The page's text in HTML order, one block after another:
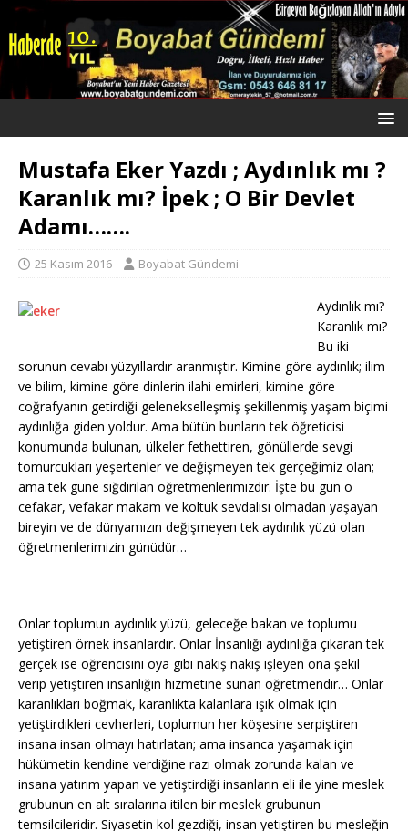
Mustafa Eker Yazdı ; Aydınlık mı ?
Karanlık mı? İpek ; O Bir Devlet
Adamı…….
25 Kasım 2016 Boyabat Gündemi
Aydınlık mı?
Karanlık mı?
Bu iki
sorunun cevabı yüzyıllardır aranmıştır. Kimine göre aydınlık; ilim
ve bilim, kimine göre dinlerin ilahi emirleri, kimine göre
coğrafyanın getirdiği gelenekselleşmiş şekillenmiş yaşam biçimi
aydınlığa giden yoldur. Ama bütün bunların tek öğreticisi
konumunda bulunan, ülkeler fethettiren, gönüllerde sevgi
tomurcukları yeşertenler ve değişmeyen tek gerçeğimiz olan;
ama tek güne sığdırılan öğretmenlerimizdir. İşte bu gün o
cefakar, vefakar makam ve koltuk sevdalısı olmadan yaşayan
bireyin ve de dünyamızın değişmeyen tek aydınlık yüzü olan
öğretmenlerimizin günüdür…
Onlar toplumun aydınlık yüzü, geleceğe bakan ve toplumu
yetiştiren örnek insanlardır. Onlar İnsanlığı aydınlığa çıkaran tek
gerçek ise öğrencisini oya gibi nakış nakış işleyen ona şekil
verip yetiştiren insanlığın hizmetine sunan öğretmendir… Onlar
karanlıkları boğmak, karanlıkta kalanlara ışık olmak için
yetiştirdikleri cevherleri, toplumun her köşesine serpiştiren
insana insan olmayı hatırlatan; ama insanca yaşamak için
hükümetin kendine verdiğine razı olmak zorunda kalan ve
insana yatırım yapan ve yetiştirdiği insanların eli ile yine meslek
grubunun en alt sıralarına itilen bir meslek grubunun
temsilcileridir. Siyasetin kol gezdiği, insan yetiştiren bu mesleğin